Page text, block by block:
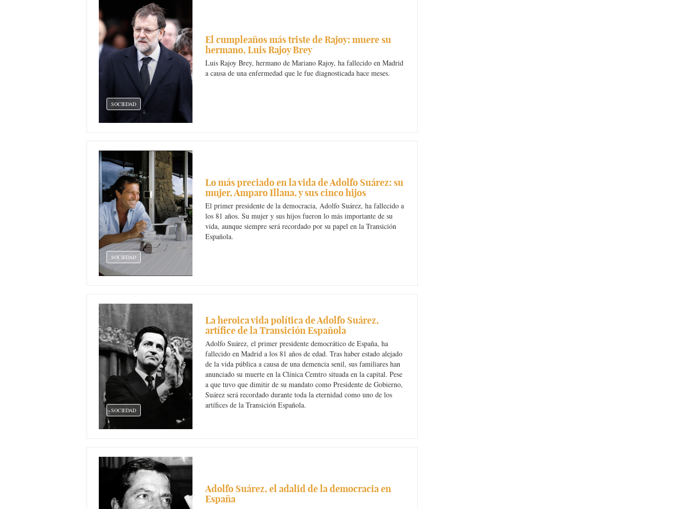
SOCIEDAD
El cumpleaños más triste de Rajoy: muere su
hermano, Luis Rajoy Brey
Luis Rajoy Brey, hermano de Mariano Rajoy, ha fallecido en Madrid
a causa de una enfermedad que le fue diagnosticada hace meses.
SOCIEDAD
Lo más preciado en la vida de Adolfo Suárez: su
mujer, Amparo Illana, y sus cinco hijos
El primer presidente de la democracia, Adolfo Suárez, ha fallecido a
los 81 años. Su mujer y sus hijos fueron lo más importante de su
vida, aunque siempre será recordado por su papel en la Transición
Española.
SOCIEDAD
La heroica vida política de Adolfo Suárez,
artífice de la Transición Española
Adolfo Suárez, el primer presidente democrático de España, ha
fallecido en Madrid a los 81 años de edad. Tras haber estado alejado
de la vida pública a causa de una demencia senil, sus familiares han
anunciado su muerte en la Clínica Cemtro situada en la capital. Pese
a que tuvo que dimitir de su mandato como Presidente de Gobierno,
Suárez será recordado durante toda la eternidad como uno de los
artífices de la Transición Española.
Adolfo Suárez, el adalid de la democracia en
España